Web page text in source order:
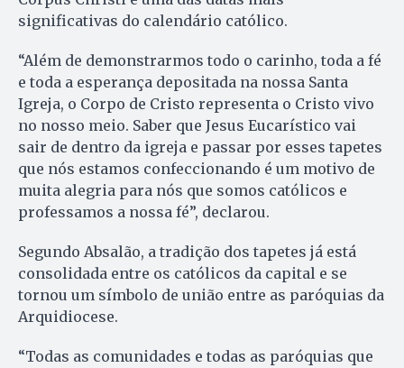
significativas do calendário católico.
“Além de demonstrarmos todo o carinho, toda a fé
e toda a esperança depositada na nossa Santa
Igreja, o Corpo de Cristo representa o Cristo vivo
no nosso meio. Saber que Jesus Eucarístico vai
sair de dentro da igreja e passar por esses tapetes
que nós estamos confeccionando é um motivo de
muita alegria para nós que somos católicos e
professamos a nossa fé”, declarou.
Segundo Absalão, a tradição dos tapetes já está
consolidada entre os católicos da capital e se
tornou um símbolo de união entre as paróquias da
Arquidiocese.
“Todas as comunidades e todas as paróquias que